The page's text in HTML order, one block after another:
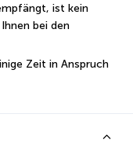
ist kein
bei den
Zeit in Anspruch